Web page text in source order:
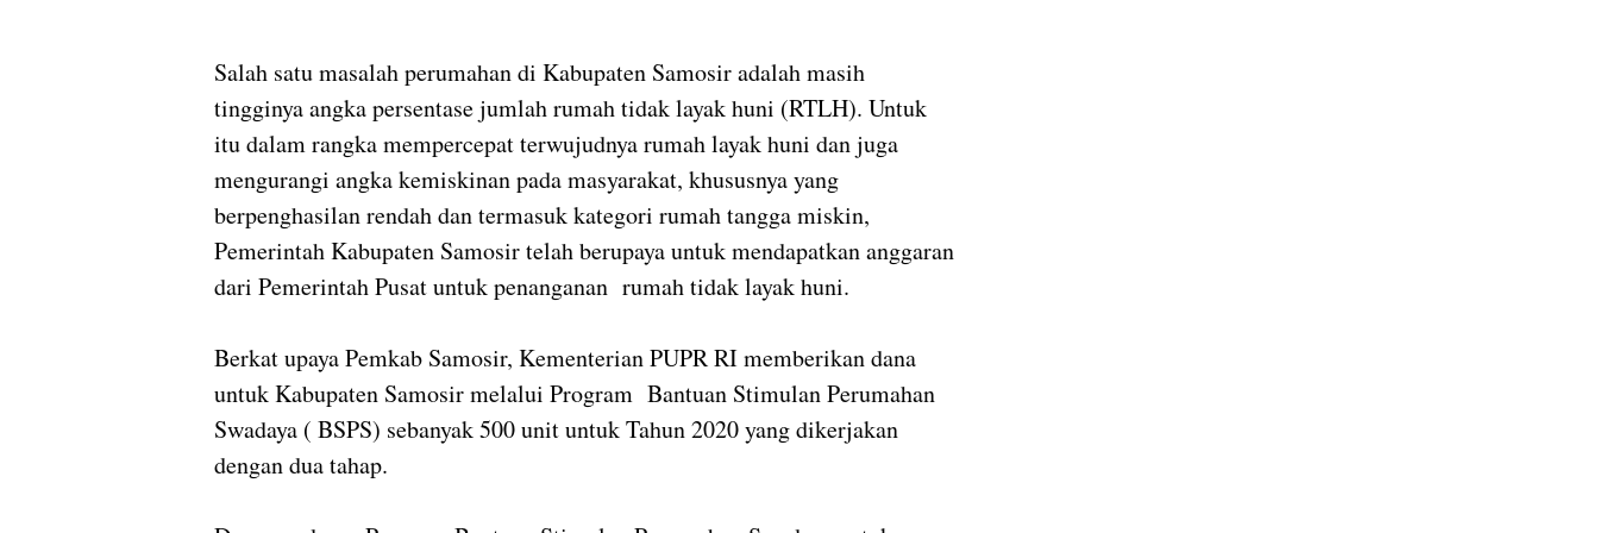
Salah satu masalah perumahan di Kabupaten Samosir adalah masih
tingginya angka persentase jumlah rumah tidak layak huni (RTLH). Untuk
itu dalam rangka mempercepat terwujudnya rumah layak huni dan juga
mengurangi angka kemiskinan pada masyarakat, khususnya yang
berpenghasilan rendah dan termasuk kategori rumah tangga miskin,
Pemerintah Kabupaten Samosir telah berupaya untuk mendapatkan anggaran
dari Pemerintah Pusat untuk penanganan rumah tidak layak huni.
Berkat upaya Pemkab Samosir, Kementerian PUPR RI memberikan dana
untuk Kabupaten Samosir melalui Program Bantuan Stimulan Perumahan
Swadaya ( BSPS) sebanyak 500 unit untuk Tahun 2020 yang dikerjakan
dengan dua tahap.